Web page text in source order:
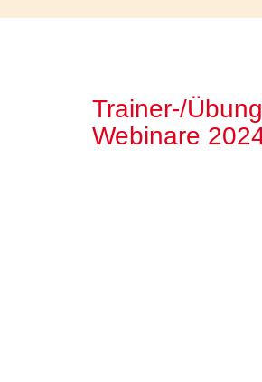
Trainer-/
Webinare